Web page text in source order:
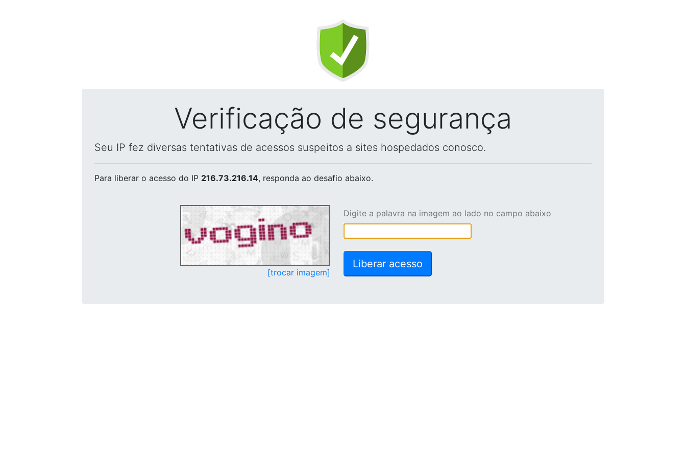
Verificação de segurança
Seu IP fez diversas tentativas de acessos suspeitos a sites hospedados conosco.
Para liberar o acesso do IP 216.73.216.14, responda ao desafio abaixo.
[trocar imagem]
Digite a palavra na imagem ao lado no campo abaixo